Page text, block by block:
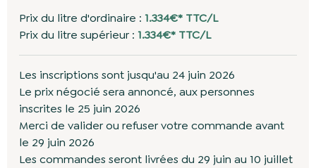
Prix du litre d'ordinaire :1.334€* TTC/L
Prix du litre supérieur :1.334€* TTC/L
Les inscriptions sont jusqu'au 24 juin 2026
Le prix négocié sera annoncé, aux personnes
inscrites le 25 juin 2026
Merci de valider ou refuser votre commande avant
le 29 juin 2026
Les commandes seront livrées du 29 juin au 10 juillet